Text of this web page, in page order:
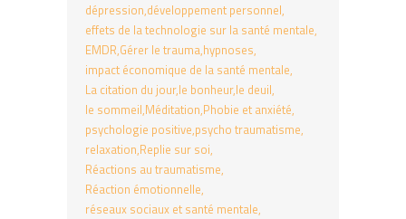
dépression développement personnel
effets de la technologie sur la santé mentale
EMDR Gérer le trauma hypnoses
impact économique de la santé mentale
La citation du jour le bonheur le deuil
le sommeil Méditation Phobie et anxiété
psychologie positive psycho traumatisme
relaxation Replie sur soi
Réactions au traumatisme
Réaction émotionnelle
réseaux sociaux et santé mentale